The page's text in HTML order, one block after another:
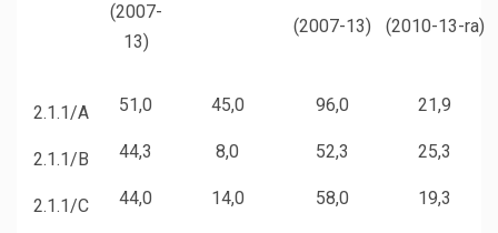
(2007-
13)
(2007-13) (2010-13-ra)
2.1.1/A 51,0 45,0 96,0 21,9
2.1.1/B 44,3 8,0 52,3 25,3
2.1.1/C 44,0 14,0 58,0 19,3